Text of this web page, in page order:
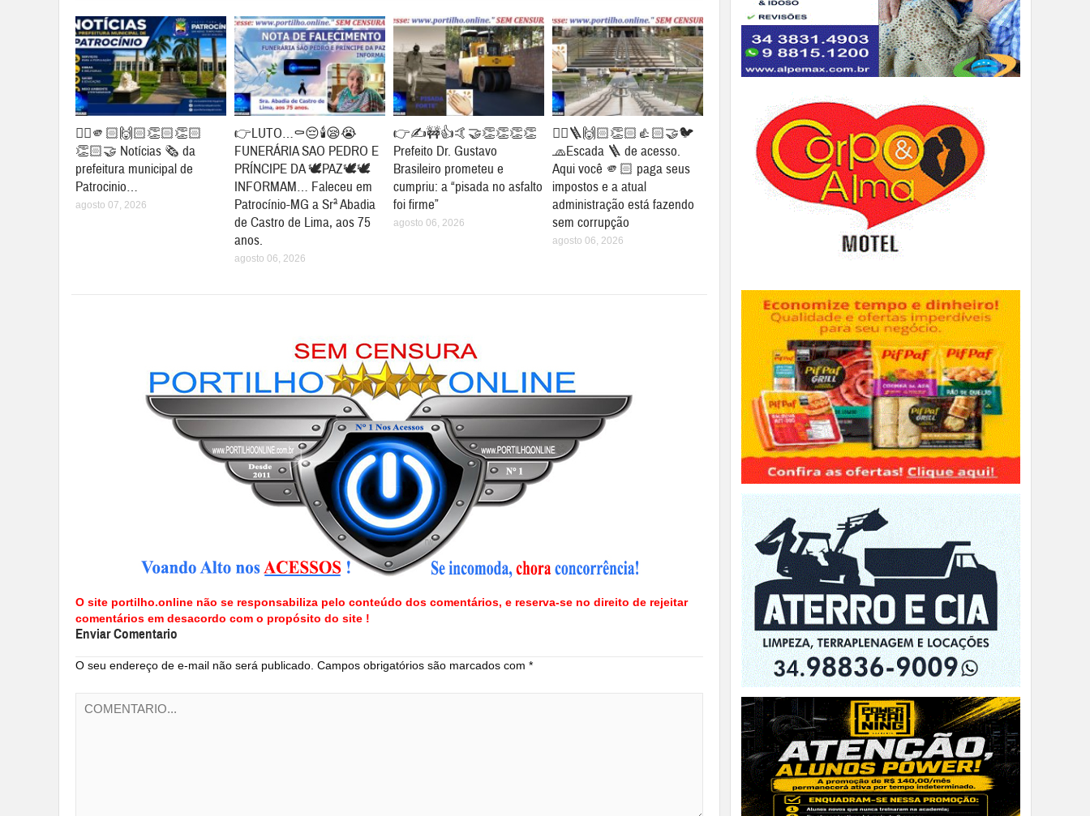
👉🏻🫵🏻🙌🏻👏🏻👏🏻
👏🏻🤝 Notícias 🗞️ da
prefeitura municipal de
Patrocinio…
agosto 07, 2026
👉LUTO…⚰😔🕯😪😭
FUNERÁRIA SAO PEDRO E
PRÍNCIPE DA 🕊PAZ🕊🕊
INFORMAM… Faleceu em
Patrocínio-MG a Srª Abadia
de Castro de Lima, aos 75
anos.
agosto 06, 2026
👉✍🚧👍🤙🤝👏👏👏👏
Prefeito Dr. Gustavo
Brasileiro prometeu e
cumpriu: a “pisada no asfalto
foi firme”
agosto 06, 2026
👉🏻🪜🙌🏻👏🏻👍🏻🤝🐦
🧢Escada 🪜 de acesso.
Aqui você 🫵🏻 paga seus
impostos e a atual
administração está fazendo
sem corrupção
agosto 06, 2026
O site portilho.online não se responsabiliza pelo conteúdo dos comentários, e reserva-se no direito de rejeitar
comentários em desacordo com o propósito do site !
Enviar Comentario
O seu endereço de e-mail não será publicado. Campos obrigatórios são marcados com *